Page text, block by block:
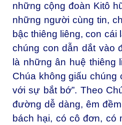
những cộng đoàn Kitô
những người cùng tin,
bậc thiêng liêng, con
chúng con dẫn dắt vào
là những ân huệ thiêng
Chúa không giấu chúng
với sự bắt bớ”. Theo
đường dễ dàng, êm
bách hại, có cô đơn, có